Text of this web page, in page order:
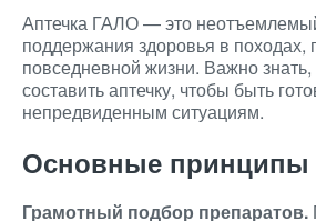
Аптечка ГАЛО — это
поддержания здоровья в походах,
повседневной жизни. Важно знать,
составить аптечку, чтобы быть
непредвиденным ситуациям.
Основные принципы
Грамотный подбор препаратов.